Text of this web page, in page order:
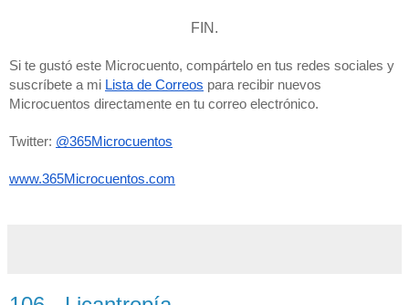
FIN.
Si te gustó este Microcuento, compártelo en tus redes sociales y
suscríbete a mi Lista de Correos para recibir nuevos
Microcuentos directamente en tu correo electrónico.
Twitter: @365Microcuentos
www.365Microcuentos.com